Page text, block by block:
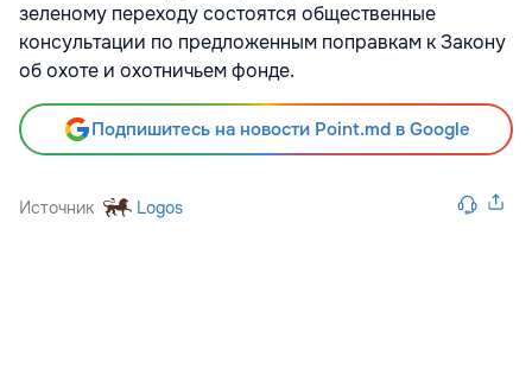
зеленому переходу состоятся общественные
консультации по предложенным поправкам к Закону
об охоте и охотничьем фонде.
Подпишитесь на новости Point.md в Google
Источник Logos